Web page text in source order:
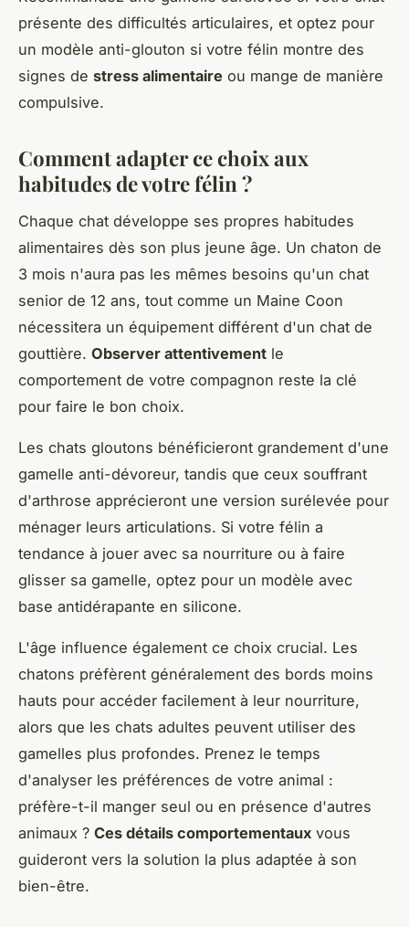
présente des difficultés articulaires, et optez pour
un modèle anti-glouton si votre félin montre des
signes de stress alimentaire ou mange de manière
compulsive.
Comment adapter ce choix aux
habitudes de votre félin ?
Chaque chat développe ses propres habitudes
alimentaires dès son plus jeune âge. Un chaton de
3 mois n'aura pas les mêmes besoins qu'un chat
senior de 12 ans, tout comme un Maine Coon
nécessitera un équipement différent d'un chat de
gouttière. Observer attentivement le
comportement de votre compagnon reste la clé
pour faire le bon choix.
Les chats gloutons bénéficieront grandement d'une
gamelle anti-dévoreur, tandis que ceux souffrant
d'arthrose apprécieront une version surélevée pour
ménager leurs articulations. Si votre félin a
tendance à jouer avec sa nourriture ou à faire
glisser sa gamelle, optez pour un modèle avec
base antidérapante en silicone.
L'âge influence également ce choix crucial. Les
chatons préfèrent généralement des bords moins
hauts pour accéder facilement à leur nourriture,
alors que les chats adultes peuvent utiliser des
gamelles plus profondes. Prenez le temps
d'analyser les préférences de votre animal :
préfère-t-il manger seul ou en présence d'autres
animaux ? Ces détails comportementaux vous
guideront vers la solution la plus adaptée à son
bien-être.